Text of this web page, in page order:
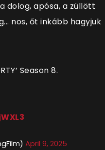
dolog, apósa, a züllött
nos, őt inkább hagyjuk
Season 8.
April 9, 2025